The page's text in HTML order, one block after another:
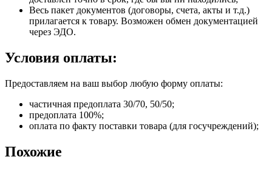
Весь пакет документов (договоры, счета, акты и т.д.)
прилагается к товару. Возможен обмен документацией
через ЭДО.
Условия оплаты:
Предоставляем на ваш выбор любую форму оплаты:
частичная предоплата 30/70, 50/50;
предоплата 100%;
оплата по факту поставки товара (для госучреждений);
Похожие